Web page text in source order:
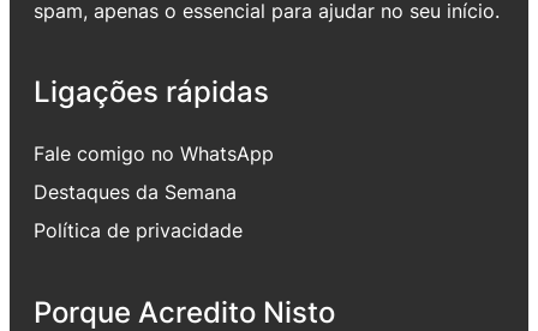
spam, apenas o essencial para ajudar no seu início.
Ligações rápidas
Fale comigo no WhatsApp
Destaques da Semana
Política de privacidade
Porque Acredito Nisto